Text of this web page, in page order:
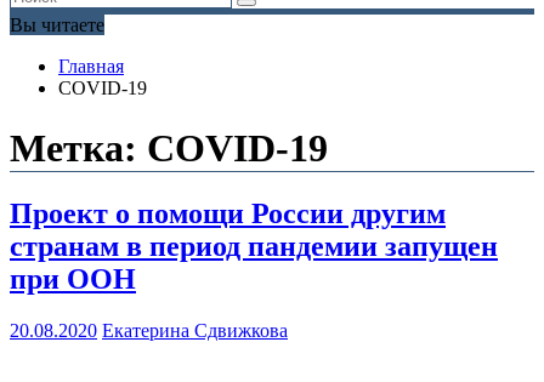
Вы читаете
Главная
СOVID-19
Метка: СOVID-19
Проект о помощи России другим
странам в период пандемии запущен
при ООН
20.08.2020 Екатерина Сдвижкова